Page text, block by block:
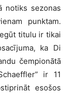
notiks sezonas
punktam.
titulu ir tikai
ka Di
čempionātā
ir 11
esošos